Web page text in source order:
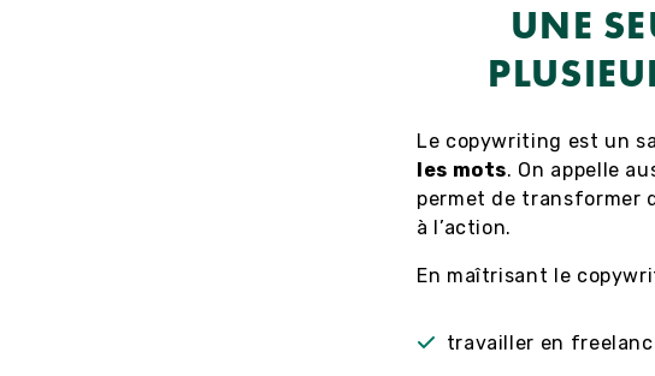
UNE
Le copywriting est un
les mots. On appelle
permet de transformer
à l’action.
En maîtrisant le
travailler en